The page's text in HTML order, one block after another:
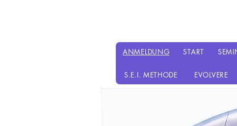
ANMELDUNG START
S.E.I. METHODE EVOLVERE